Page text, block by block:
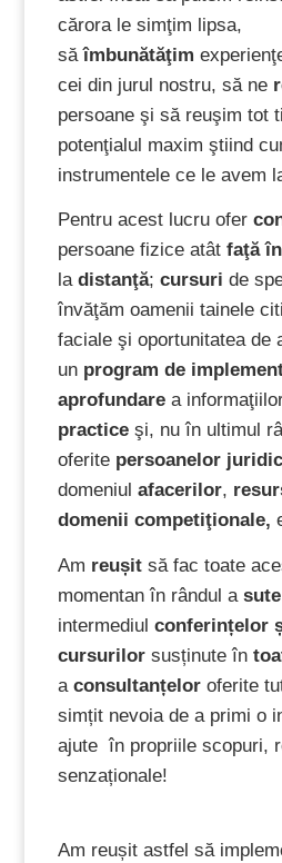
cărora le simţim lipsa,
săîmbunătăţim
cei din jurul nostru, să ne
persoane şi să reuşim tot
potenţialul maxim ştiind
instrumentele ce le avem
Pentru acest lucru ofer
persoane fizice atâtfaţă
ladistanţă;cursuride
învăţăm oamenii tainele
faciale şi oportunitatea de
un program de
aprofundarea
practiceşi, nu în ultimul
oferite persoanelor
domeniulafacerilor,
domenii competiţionale,
Am reușitsă fac toate
momentan în rândul a
intermediulconferințelor
cursurilorsusținute în
aconsultanțeloroferite
simțit nevoia de a primi o
ajute în propriile scopuri,
senzaționale!
Am reușit astfel să